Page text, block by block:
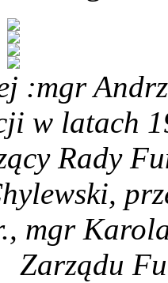
:mgr
w latach
Rady
mgr
Zarządu